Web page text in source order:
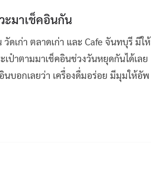
ะมาเช็คอินกัน
ดเก่า ตลาดเก่า และ Cafe จันทบุรี มีให้
เป๋าตามมาเช็คอินช่วงวันหยุดกันได้เลย
บอกเลยว่า เครื่องดื่มอร่อย มีมุมให้อัพ